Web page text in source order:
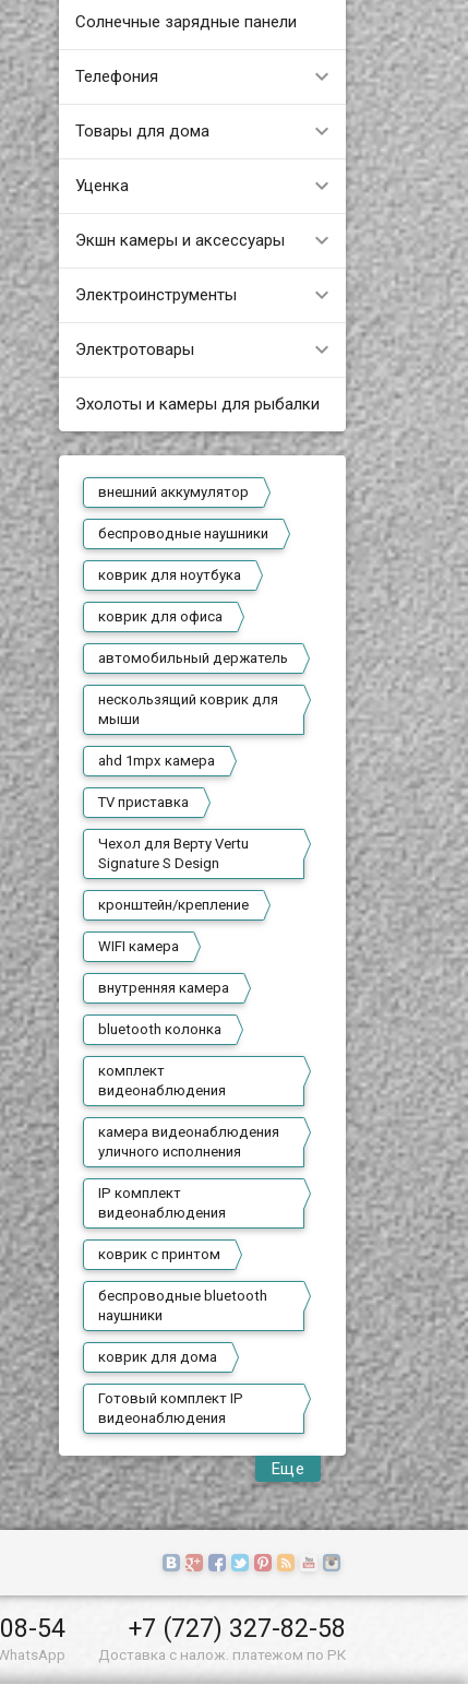
Солнечные зарядные панели
Телефония
Товары для дома
Уценка
Экшн камеры и аксессуары
Электроинструменты
Электротовары
Эхолоты и камеры для рыбалки
внешний аккумулятор
беспроводные наушники
коврик для ноутбука
коврик для офиса
автомобильный держатель
нескользящий коврик для
мыши
ahd 1mpx камера
TV приставка
Чехол для Верту Vertu
Signature S Design
кронштейн/крепление
WIFI камера
внутренняя камера
bluetooth колонка
комплект
видеонаблюдения
камера видеонаблюдения
уличного исполнения
IP комплект
видеонаблюдения
коврик с принтом
беспроводные bluetooth
наушники
коврик для дома
Готовый комплект IP
видеонаблюдения
Еще
54 +7 (727) 327-82-58
Доставка с налож. платежом по РК